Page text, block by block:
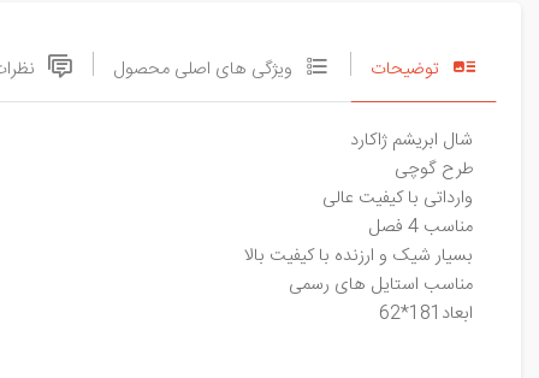
توضیحات ویژگی های اصلی محصول
شال ابریشم ژاکارد
طرح گوچی
وارداتی با کیفیت عالی
مناسب 4 فصل
بسیار شیک و ارزنده با کیفیت بالا
مناسب استایل های رسمی
ابعاد181*62